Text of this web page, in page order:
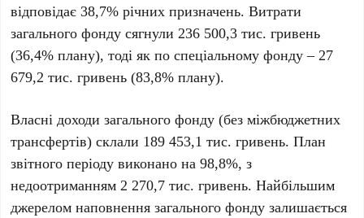
відповідає 38,7% річних призначень. Витрати
загального фонду сягнули236 500,3 тис. гривень
(36,4% плану), тоді як по спеціальному фонду –27
679,2 тис. гривень (83,8% плану).
Власні доходи загального фонду (без міжбюджетних
трансфертів) склали 189 453,1 тис. гривень. План
звітного періоду виконано на 98,8%, з
недоотриманням2 270,7 тис. гривень. Найбільшим
джерелом наповнення загального фонду залишається